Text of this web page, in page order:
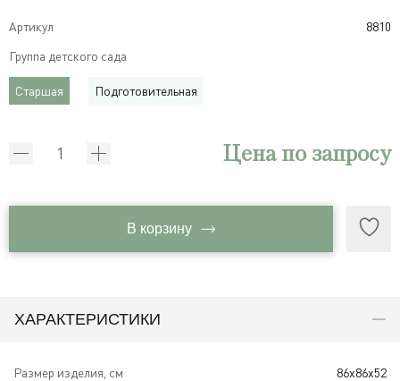
Артикул
8810
Группа детского сада
Старшая Подготовительная
Цена по запросу
В корзину
ХАРАКТЕРИСТИКИ
Размер изделия, см
86x86x52